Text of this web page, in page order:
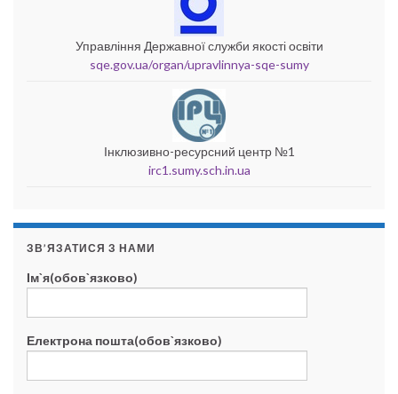
Управління Державної служби якості освіти
sqe.gov.ua/organ/upravlinnya-sqe-sumy
Інклюзивно-ресурсний центр №1
irc1.sumy.sch.in.ua
ЗВ’ЯЗАТИСЯ З НАМИ
Ім`я(обов`язково)
Електрона пошта(обов`язково)